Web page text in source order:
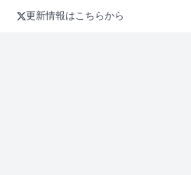
更新情報はこちらから